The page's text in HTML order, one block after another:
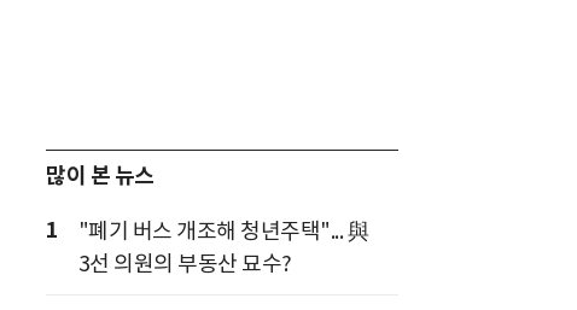
많이 본 뉴스
1
"폐기 버스 개조해 청년주택"... 與
3선 의원의 부동산 묘수?